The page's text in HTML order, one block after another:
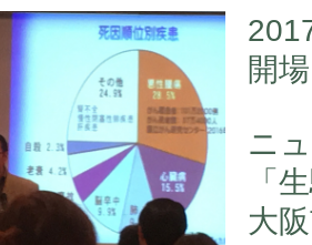
開
ニ
「
大